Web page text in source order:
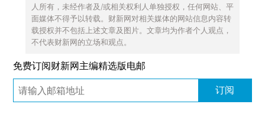
人所有，未经作者及/或相关权利人单独授权，任何网站、平
面媒体不得予以转载。财新网对相关媒体的网站信息内容转
载授权并不包括上述文章及图片。文章均为作者个人观点，
不代表财新网的立场和观点。
免费订阅财新网主编精选版电邮
订阅